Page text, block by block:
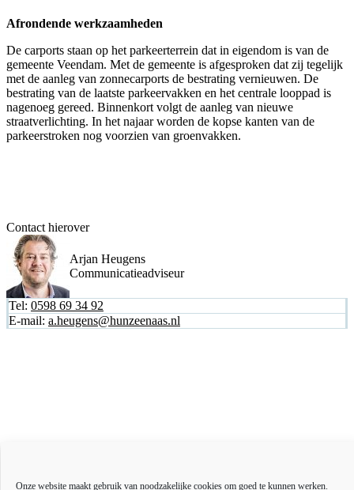
Onze website maakt gebruik van noodzakelijke cookies om goed te kunnen werken.
Afrondende werkzaamheden
De carports staan op het parkeerterrein dat in eigendom is van de
gemeente Veendam. Met de gemeente is afgesproken dat zij tegelijk
met de aanleg van zonnecarports de bestrating vernieuwen. De
bestrating van de laatste parkeervakken en het centrale looppad is
nagenoeg gereed. Binnenkort volgt de aanleg van nieuwe
straatverlichting. In het najaar worden de kopse kanten van de
parkeerstroken nog voorzien van groenvakken.
Contact hierover
Arjan Heugens
Communicatieadviseur
Tel: 0598 69 34 92
E-mail: a.heugens@hunzeenaas.nl